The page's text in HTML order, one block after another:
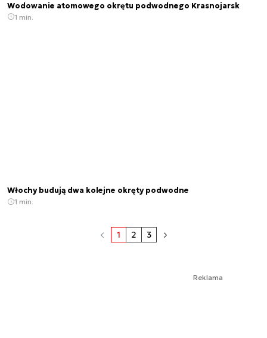
Wodowanie atomowego okrętu podwodnego Krasnojarsk
1 min.
Włochy budują dwa kolejne okręty podwodne
1 min.
1 2 3
Reklama